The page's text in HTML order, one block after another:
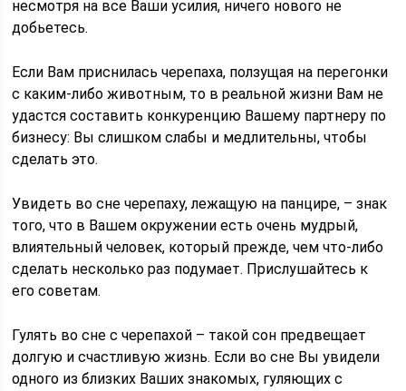
несмотря на все Ваши усилия, ничего нового не
добьетесь.
Если Вам приснилась черепаха, ползущая на перегонки
с каким-либо животным, то в реальной жизни Вам не
удастся составить конкуренцию Вашему партнеру по
бизнесу: Вы слишком слабы и медлительны, чтобы
сделать это.
Увидеть во сне черепаху, лежащую на панцире, – знак
того, что в Вашем окружении есть очень мудрый,
влиятельный человек, который прежде, чем что-либо
сделать несколько раз подумает. Прислушайтесь к
его советам.
Гулять во сне с черепахой – такой сон предвещает
долгую и счастливую жизнь. Если во сне Вы увидели
одного из близких Ваших знакомых, гуляющих с